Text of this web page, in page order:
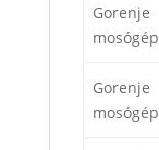
Gorenje
mosógép
Gorenje
mosógép